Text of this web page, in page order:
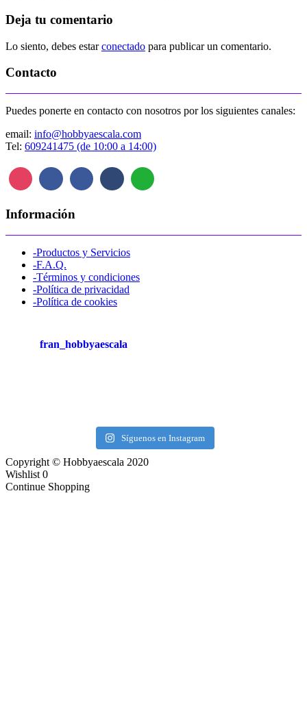
Deja tu comentario
Lo siento, debes estarconectado para publicar un comentario.
Contacto
Puedes ponerte en contacto con nosotros por los siguientes canales:
email: info@hobbyaescala.com
Tel: 609241475 (de 10:00 a 14:00)
Información
-Productos y Servicios
-F.A.Q.
-Términos y condiciones
-Política de privacidad
-Política de cookies
fran_hobbyaescala
Síguenos en Instagram
Copyright © Hobbyaescala 2020
Wishlist 0
Continue Shopping